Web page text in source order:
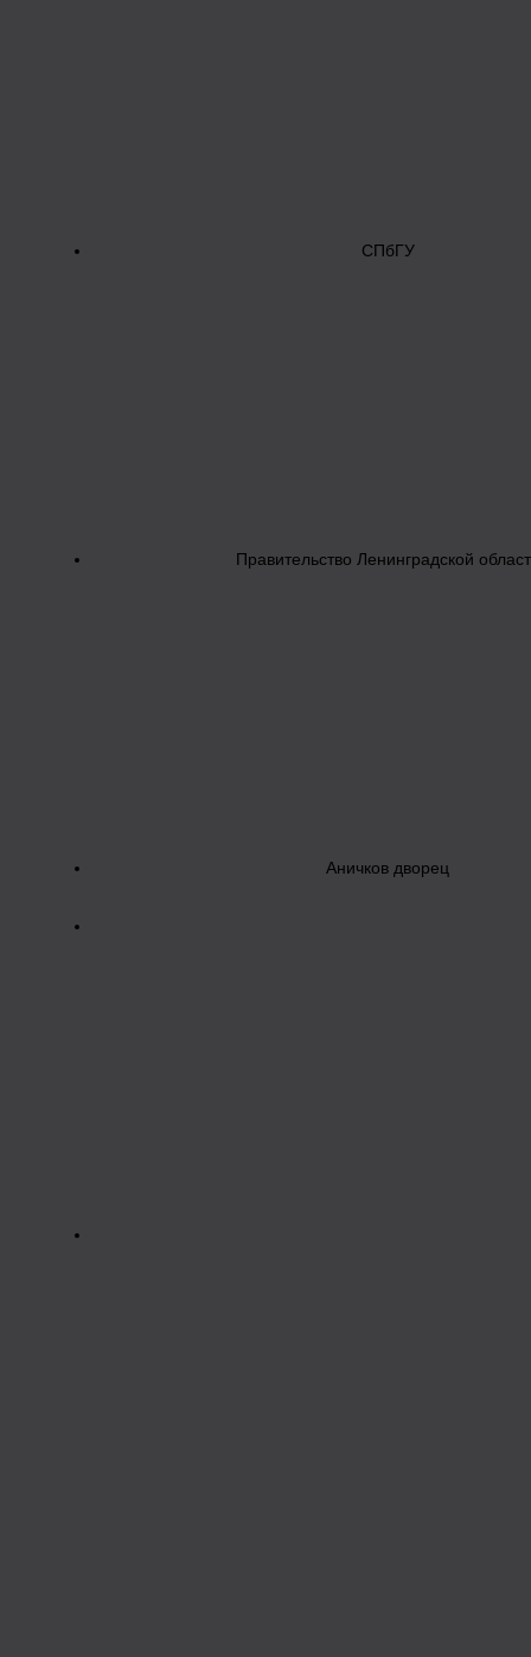
СПбГУ
Правительство Ленинградской
Аничков дворец